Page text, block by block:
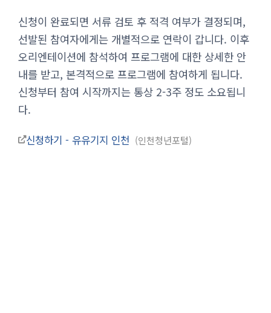
신청이 완료되면 서류 검토 후 적격 여부가 결정되며,
선발된 참여자에게는 개별적으로 연락이 갑니다. 이후
오리엔테이션에 참석하여 프로그램에 대한 상세한 안
내를 받고, 본격적으로 프로그램에 참여하게 됩니다.
신청부터 참여 시작까지는 통상 2-3주 정도 소요됩니
다.
신청하기 - 유유기지 인천 인천청년포털